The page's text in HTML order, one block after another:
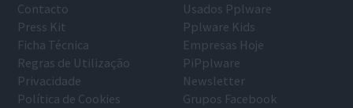
Contacto
Press Kit
Ficha Técnica
Regras de Utilização
Privacidade
Política de Cookies
Usados Pplware
Pplware Kids
Empresas Hoje
PiPplware
Newsletter
Grupos Facebook